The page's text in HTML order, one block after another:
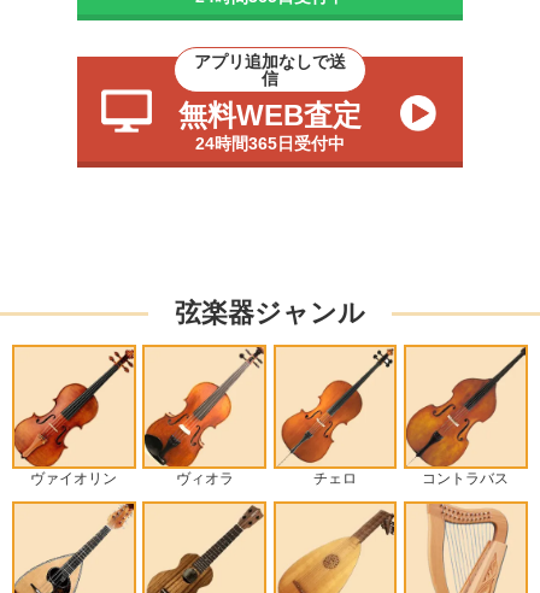
アプリ追加なしで送
信
無料WEB査定
24時間365日受付中
弦楽器ジャンル
ヴァイオリン ヴィオラ チェロ コントラバス